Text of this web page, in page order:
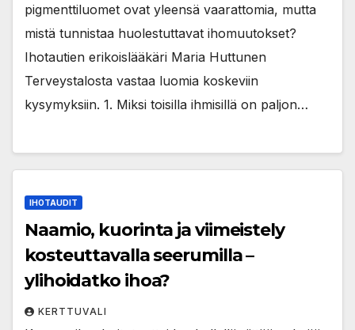
pigmenttiluomet ovat yleensä vaarattomia, mutta
mistä tunnistaa huolestuttavat ihomuutokset?
Ihotautien erikoislääkäri Maria Huttunen
Terveystalosta vastaa luomia koskeviin
kysymyksiin. 1. Miksi toisilla ihmisillä on paljon…
IHOTAUDIT
Naamio, kuorinta ja viimeistely
kosteuttavalla seerumilla –
ylihoidatko ihoa?
KERTTUVALI